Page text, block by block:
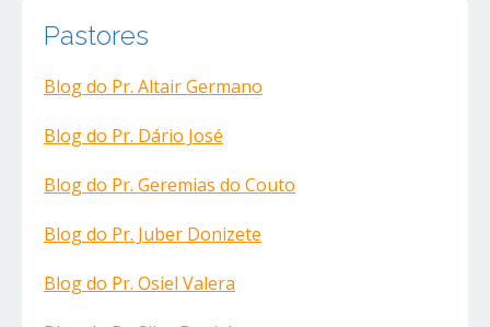
Pastores
Blog do Pr. Altair Germano
Blog do Pr. Dário José
Blog do Pr. Geremias do Couto
Blog do Pr. Juber Donizete
Blog do Pr. Osiel Valera